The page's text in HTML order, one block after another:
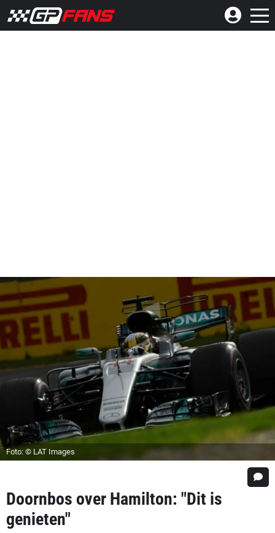
Foto: © LAT Images
Doornbos over Hamilton: "Dit is
genieten"